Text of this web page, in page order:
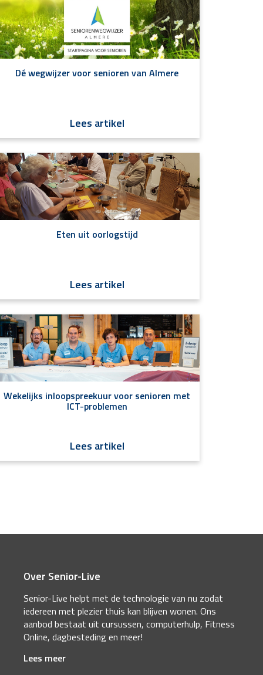
Dé wegwijzer voor senioren van Almere
Lees artikel
Eten uit oorlogstijd
Lees artikel
Wekelijks inloopspreekuur voor senioren met
ICT-problemen
Lees artikel
Over Senior-Live
Senior-Live helpt met de technologie van nu zodat
iedereen met plezier thuis kan blijven wonen. Ons
aanbod bestaat uit cursussen, computerhulp, Fitness
Online, dagbesteding en meer!
Lees meer